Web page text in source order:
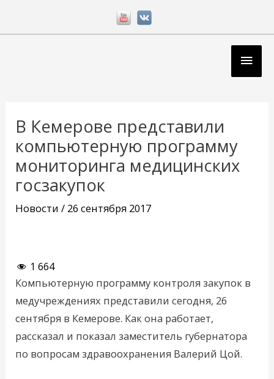
В Кемерове представили
компьютерную программу
мониторинга медицинских
госзакупок
Новости / 26 сентября 2017
1 664
Компьютерную программу контроля закупок в
медучреждениях представили сегодня, 26
сентября в Кемерове. Как она работает,
рассказал и показал заместитель губернатора
по вопросам здравоохранения Валерий Цой.
записям